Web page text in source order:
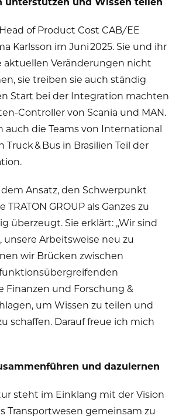
of Product Cost CAB/EE
Karlsson im Juni 2025. Sie und ihr
aktuellen Veränderungen nicht
sie treiben sie auch ständig
Start bei der Integration machten
Controller von Scania und MAN.
auch die Teams von International
Truck & Bus in Brasilien Teil der
Ansatz, den Schwerpunkt
GROUP als Ganzes zu
überzeugt. Sie erklärt: „Wir sind
unsere Arbeitsweise neu zu
wir Brücken zwischen
Finanzen und Forschung &
um Wissen zu teilen und
schaffen. Darauf freue ich mich
und dazulernen
steht im Einklang mit der Vision
Transportwesen gemeinsam zu